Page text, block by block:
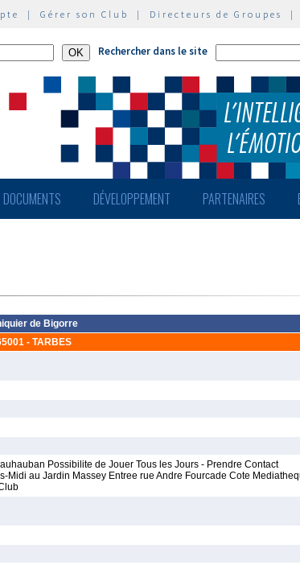
| Gérer son Club | Directeurs de Groupes |
Rechercher dans le site
DOCUMENTS DÉVELOPPEMENT PARTENAIRES
de Bigorre
- TARBES
Possibilite de Jouer Tous les Jours - Prendre Contact
Midi au Jardin Massey Entree rue Andre Fourcade Cote